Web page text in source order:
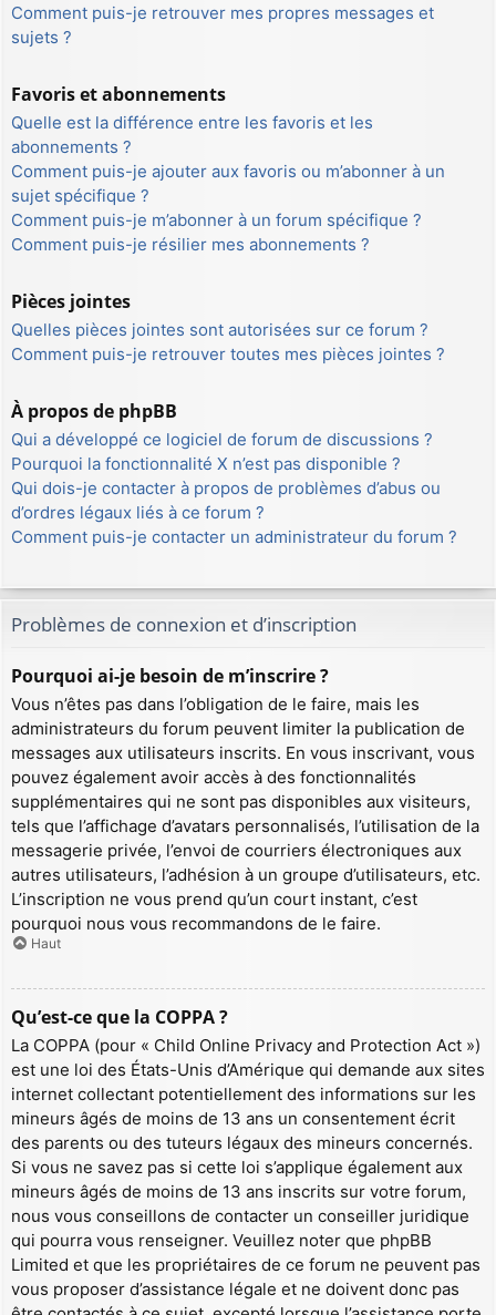
Comment puis-je retrouver mes propres messages et
sujets ?
Favoris et abonnements
Quelle est la différence entre les favoris et les
abonnements ?
Comment puis-je ajouter aux favoris ou m’abonner à un
sujet spécifique ?
Comment puis-je m’abonner à un forum spécifique ?
Comment puis-je résilier mes abonnements ?
Pièces jointes
Quelles pièces jointes sont autorisées sur ce forum ?
Comment puis-je retrouver toutes mes pièces jointes ?
À propos de phpBB
Qui a développé ce logiciel de forum de discussions ?
Pourquoi la fonctionnalité X n’est pas disponible ?
Qui dois-je contacter à propos de problèmes d’abus ou
d’ordres légaux liés à ce forum ?
Comment puis-je contacter un administrateur du forum ?
Problèmes de connexion et d’inscription
Pourquoi ai-je besoin de m’inscrire ?
Vous n’êtes pas dans l’obligation de le faire, mais les
administrateurs du forum peuvent limiter la publication de
messages aux utilisateurs inscrits. En vous inscrivant, vous
pouvez également avoir accès à des fonctionnalités
supplémentaires qui ne sont pas disponibles aux visiteurs,
tels que l’affichage d’avatars personnalisés, l’utilisation de la
messagerie privée, l’envoi de courriers électroniques aux
autres utilisateurs, l’adhésion à un groupe d’utilisateurs, etc.
L’inscription ne vous prend qu’un court instant, c’est
pourquoi nous vous recommandons de le faire.
Haut
Qu’est-ce que la COPPA ?
La COPPA (pour « Child Online Privacy and Protection Act »)
est une loi des États-Unis d’Amérique qui demande aux sites
internet collectant potentiellement des informations sur les
mineurs âgés de moins de 13 ans un consentement écrit
des parents ou des tuteurs légaux des mineurs concernés.
Si vous ne savez pas si cette loi s’applique également aux
mineurs âgés de moins de 13 ans inscrits sur votre forum,
nous vous conseillons de contacter un conseiller juridique
qui pourra vous renseigner. Veuillez noter que phpBB
Limited et que les propriétaires de ce forum ne peuvent pas
vous proposer d’assistance légale et ne doivent donc pas